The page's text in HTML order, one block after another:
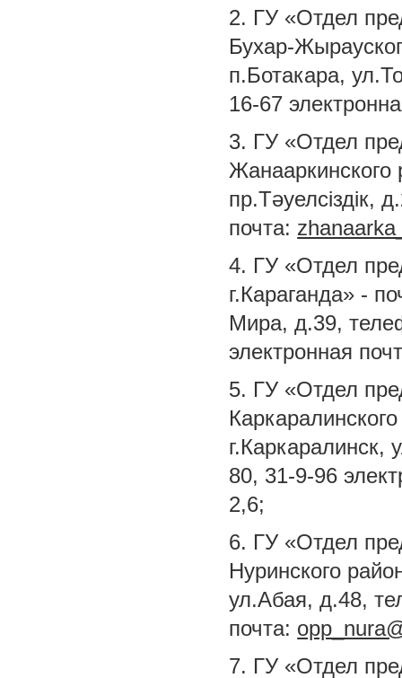
2. ГУ «Отдел
Бухар-
п.Ботакара,
16-67
3. ГУ «Отдел
Жанааркинского
пр.Тәуелсіздік,
почта:
4. ГУ «Отдел
г.Караганда» -
Мира, д.39,
электронная
5. ГУ «Отдел
г.Каркаралинск,
80, 31-9-96
2,6;
6. ГУ «Отдел
Нуринского
ул.Абая, д.48,
почта:
7. ГУ «Отдел